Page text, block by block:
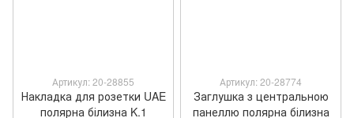
Артикул: 20-28855
Накладка для розетки UAE
полярна білизна K.1
Артикул: 20-28774
Заглушка з центральною
панеллю полярна білизна